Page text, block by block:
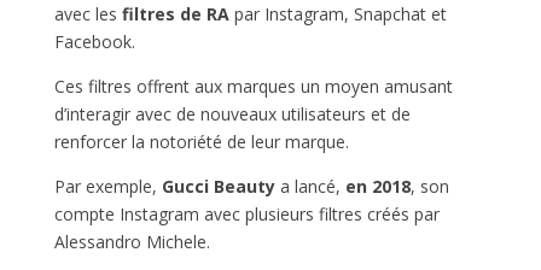
avec les filtres de RApar Instagram, Snapchat et
Facebook.
Ces filtres offrent aux marques un moyen amusant
d’interagir avec de nouveaux utilisateurs et de
renforcer la notoriété de leur marque.
Par exemple, Gucci Beautya lancé, en 2018, son
compte Instagram avec plusieurs filtres créés par
Alessandro Michele.